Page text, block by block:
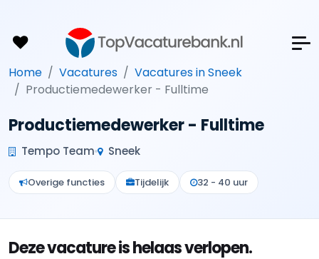
Home Vacatures
Vacatures in Sneek
Productiemedewerker - Fulltime
Productiemedewerker - Fulltime
Tempo Team Sneek
Overige functies Tijdelijk 32 - 40 uur
Deze vacature is helaas verlopen.